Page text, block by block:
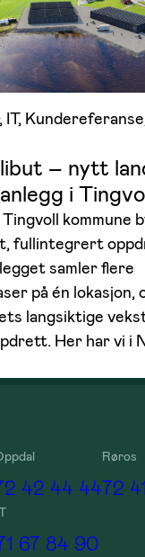
, IT, Kundereferanse
– nytt
i
Tingvoll kommune
fullintegrert
samler flere
på én lokasjon,
langsiktige
Her har vi i
42 44 44
Røros
72
67 84 90